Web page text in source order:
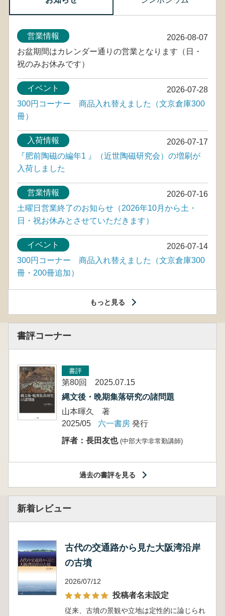
2026-08-07
営業情報
お盆期間はカレンダー通りの営業となります（日・
祝のみお休みです）
2026-07-28
イベント
300円コーナー 商品入れ替えました（文京倉庫300
冊）
2026-07-17
入荷情報
『肥前陶磁の編年1 』（近世陶磁研究会）の増刷が
入荷しました
2026-07-16
営業情報
土曜日営業終了のお知らせ（2026年10月から土・
日・祝お休みとさせていただきます）
2026-07-14
イベント
300円コーナー 商品入れ替えました（文京倉庫300
冊・200冊追加）
もっと見る
書評コーナー
書評
第80回 2025.07.15
縄文後・晩期集落研究の諸問題
山本暉久 著
2025/05
六一書房 発行
評者：長田友也 (中部大学非常勤講師)
過去の書評を見る
新着レビュー
古代の交通路から見た大阪湾沿岸
の古墳
2026/07/12
投稿者名未設定
従来、古墳の景観や立地は定性的に論じられ